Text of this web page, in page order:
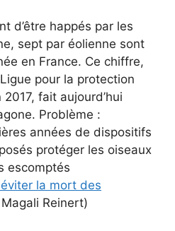
d’être happés par les
sept par éolienne sont
en France. Ce chiffre,
pour la protection
fait aujourd’hui
Problème :
années de dispositifs
protéger les oiseaux
escomptés
la mort des
Reinert)